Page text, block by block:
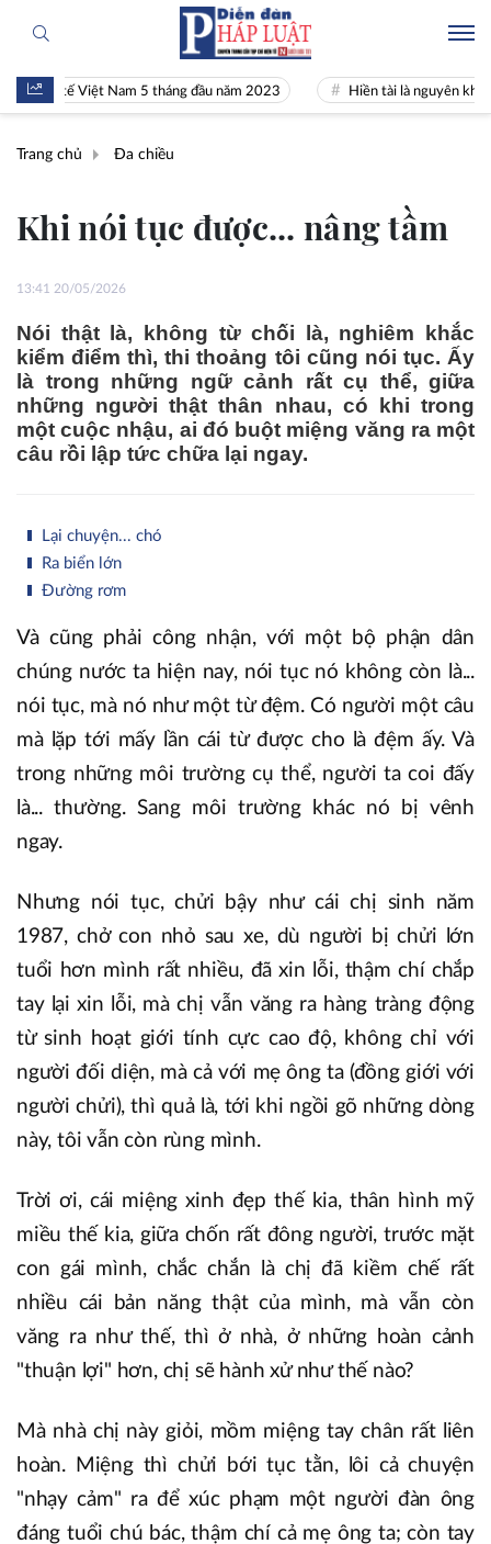
tế Việt Nam 5 tháng đầu năm 2023 Hiền tài là nguyên khí Quốc
Trang chủ Đa chiều
Khi nói tục được... nâng tầm
13:41 20/05/2026
Nói thật là, không từ chối là, nghiêm khắc
kiểm điểm thì, thi thoảng tôi cũng nói tục. Ấy
là trong những ngữ cảnh rất cụ thể, giữa
những người thật thân nhau, có khi trong
một cuộc nhậu, ai đó buột miệng văng ra một
câu rồi lập tức chữa lại ngay.
Lại chuyện... chó
Ra biển lớn
Đường rơm
Và cũng phải công nhận, với một bộ phận dân
chúng nước ta hiện nay, nói tục nó không còn là...
nói tục, mà nó như một từ đệm. Có người một câu
mà lặp tới mấy lần cái từ được cho là đệm ấy. Và
trong những môi trường cụ thể, người ta coi đấy
là... thường. Sang môi trường khác nó bị vênh
ngay.
Nhưng nói tục, chửi bậy như cái chị sinh năm
1987, chở con nhỏ sau xe, dù người bị chửi lớn
tuổi hơn mình rất nhiều, đã xin lỗi, thậm chí chắp
tay lại xin lỗi, mà chị vẫn văng ra hàng tràng động
từ sinh hoạt giới tính cực cao độ, không chỉ với
người đối diện, mà cả với mẹ ông ta (đồng giới với
người chửi), thì quả là, tới khi ngồi gõ những dòng
này, tôi vẫn còn rùng mình.
Trời ơi, cái miệng xinh đẹp thế kia, thân hình mỹ
miều thế kia, giữa chốn rất đông người, trước mặt
con gái mình, chắc chắn là chị đã kiềm chế rất
nhiều cái bản năng thật của mình, mà vẫn còn
văng ra như thế, thì ở nhà, ở những hoàn cảnh
"thuận lợi" hơn, chị sẽ hành xử như thế nào?
Mà nhà chị này giỏi, mồm miệng tay chân rất liên
hoàn. Miệng thì chửi bới tục tằn, lôi cả chuyện
"nhạy cảm" ra để xúc phạm một người đàn ông
đáng tuổi chú bác, thậm chí cả mẹ ông ta; còn tay